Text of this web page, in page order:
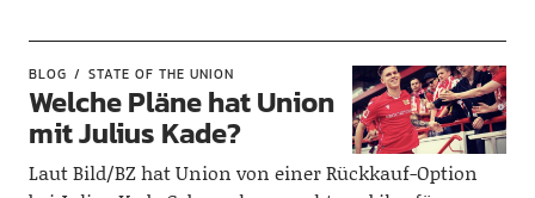
BLOG STATE OF THE UNION
Welche Pläne hat Union
mit Julius Kade?
Laut Bild/BZ hat Union von einer Rückkauf-Option